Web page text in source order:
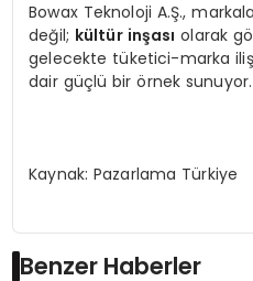
Bowax Teknoloji A.Ş.,
değil; kültür inşası olarak
gelecekte tüketici-marka
dair güçlü bir örnek sunuyor.
Kaynak: Pazarlama Türkiye
Benzer Haberler